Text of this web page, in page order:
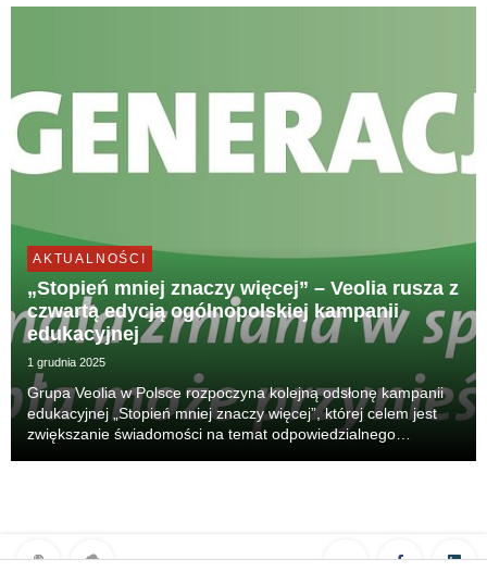
bezpieczne dostawy m.in. do Kliniki „Budzik” dla Dorosłych. To
AKTUALNOŚCI
„Stopień mniej znaczy więcej” – Veolia rusza z
czwartą edycją ogólnopolskiej kampanii
edukacyjnej
1 grudnia 2025
Grupa Veolia w Polsce rozpoczyna kolejną odsłonę kampanii
edukacyjnej „Stopień mniej znaczy więcej”, której celem jest
zwiększanie świadomości na temat odpowiedzialnego